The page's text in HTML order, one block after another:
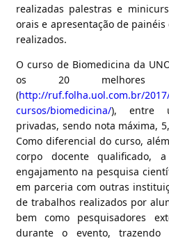
realizadas palestras e
orais e apresentação de
realizados.
O curso de Biomedicina da
os 20 melhores
(http://ruf.folha.uol.com.br/
cursos/biomedicina/), entre
privadas, sendo nota máxima,
Como diferencial do curso,
corpo docente qualificado,
engajamento na pesquisa
em parceria com outras
de trabalhos realizados por
bem como pesquisadores
durante o evento, trazendo